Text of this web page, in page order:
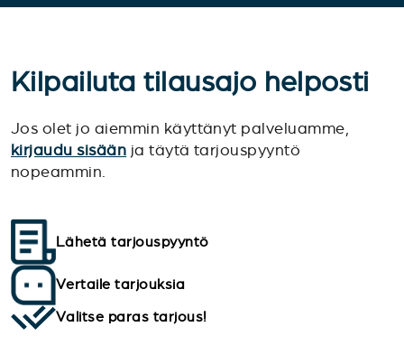
Kilpailuta tilausajo helposti
Jos olet jo aiemmin käyttänyt palveluamme,
kirjaudu sisään ja täytä tarjouspyyntö
nopeammin.
Lähetä tarjouspyyntö
Vertaile tarjouksia
Valitse paras tarjous!